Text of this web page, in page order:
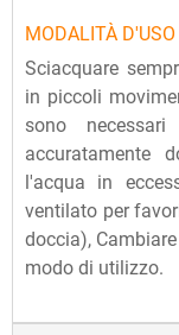
MODALITÀ D'USO
Sciacquare
in piccoli
sono
accuratamente
l'acqua in
ventilato per
doccia),
modo di utilizzo.